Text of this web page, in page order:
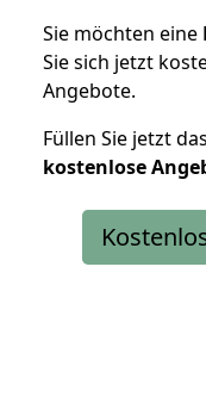
Sie möchten eine
Sie sich jetzt
Angebote.
Füllen Sie jetzt
kostenlose